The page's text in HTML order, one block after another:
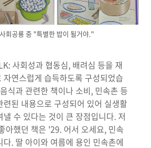
회공룡 중 "특별한 밥이 될거야."
사회성과 협동심, 배려심 등을 재
자연스럽게 습득하도록 구성되었습
식과 관련한 책이나 소비, 민속촌 등
련된 내용으로 구성되어 있어 실생활
낼 수 있다는 것이 큰 장점입니다. 저
아했던 책은 '29. 어서 오세요, 민속
. 딸 아이와 여름에 용인 민속촌에